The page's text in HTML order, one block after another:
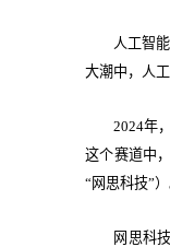
人工智
大潮中，人
2024年
这个赛道中
“网思科技”）
网思科